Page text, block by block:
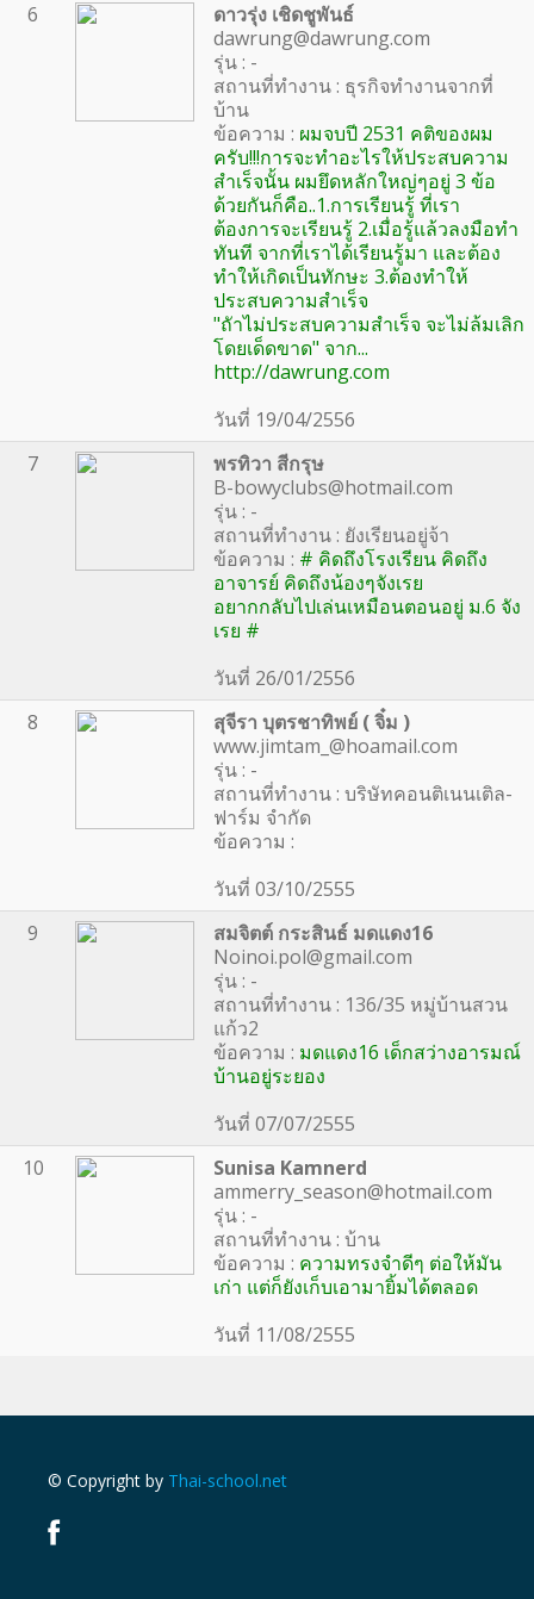
6
ดาวรุ่ง เชิดชูพันธ์
dawrung@dawrung.com
รุ่น : -
สถานที่ทำงาน : ธุรกิจทำงานจากที่
บ้าน
ข้อความ : ผมจบปี 2531 คติของผม
ครับ!!!การจะทำอะไรให้ประสบความ
สำเร็จนั้น ผมยึดหลักใหญ่ๆอยู่ 3 ข้อ
ด้วยกันก็คือ..1.การเรียนรู้ ที่เรา
ต้องการจะเรียนรู้ 2.เมื่อรู้แล้วลงมือทำ
ทันที จากที่เราได้เรียนรู้มา และต้อง
ทำให้เกิดเป็นทักษะ 3.ต้องทำให้
ประสบความสำเร็จ
"ถัาไม่ประสบความสำเร็จ จะไม่ล้มเลิก
โดยเด็ดขาด" จาก...
http://dawrung.com
วันที่ 19/04/2556
7
พรทิวา สีกรุษ
B-bowyclubs@hotmail.com
รุ่น : -
สถานที่ทำงาน : ยังเรียนอยู่จ้า
ข้อความ : # คิดถึงโรงเรียน คิดถึง
อาจารย์ คิดถึงน้องๆจังเรย
อยากกลับไปเล่นเหมือนตอนอยู่ ม.6 จัง
เรย #
วันที่ 26/01/2556
8
สุจีรา บุตรชาทิพย์ ( จิ๋ม )
www.jimtam_@hoamail.com
รุ่น : -
สถานที่ทำงาน : บริษัทคอนติเนนเติล-
ฟาร์ม จำกัด
ข้อความ :
วันที่ 03/10/2555
9
สมจิตต์ กระสินธ์ มดแดง16
Noinoi.pol@gmail.com
รุ่น : -
สถานที่ทำงาน : 136/35 หมู่บ้านสวน
แก้ว2
ข้อความ : มดแดง16 เด็กสว่างอารมณ์
บ้านอยู่ระยอง
วันที่ 07/07/2555
10
Sunisa Kamnerd
ammerry_season@hotmail.com
รุ่น : -
สถานที่ทำงาน : บ้าน
ข้อความ : ความทรงจำดีๆ ต่อให้มัน
เก่า แต่ก็ยังเก็บเอามายิ้มได้ตลอด
วันที่ 11/08/2555
© Copyright by Thai-school.net